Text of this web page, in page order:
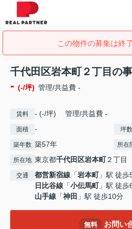
この物件の募集は終
千代田区岩本町２丁目の
- (-/坪) 管理/共益費 -
賃料 - (-/坪) 管理/共益費 -
面積 - 坪数
築年数 築57年 所在
所在地 東京都千代田区岩本町２丁目
交通 都営新宿線 「岩本町」駅 徒歩
日比谷線 「小伝馬町」駅 徒歩
山手線 「神田 」駅 徒歩10分
無料 お問い